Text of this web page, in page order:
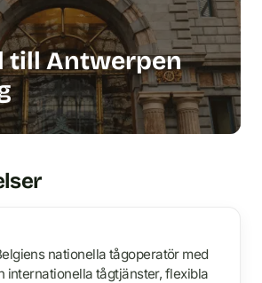
till Antwerpen
nationella tågoperatör med
internationella tågtjänster, flexibla